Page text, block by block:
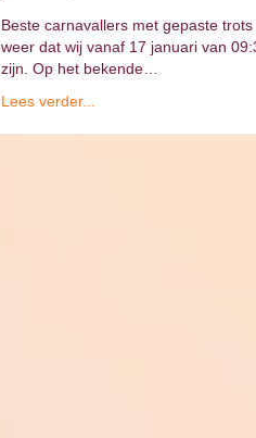
Beste carnavallers met gepaste
weer dat wij vanaf 17 januari van
zijn. Op het bekende…
Lees verder...